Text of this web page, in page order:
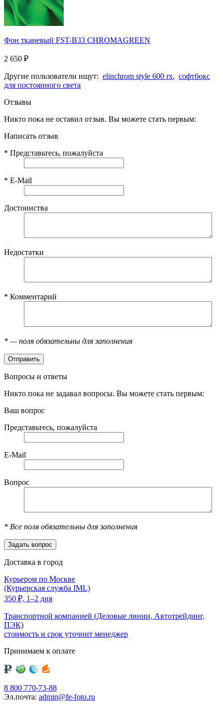
Фон тканевый FST-B33 CHROMAGREEN
2 650 ₽
Другие пользователи ищут: elinchrom style 600 rx, софтбокс
для постоянного света
Отзывы
Никто пока не оставил отзыв. Вы можете стать первым:
Написать отзыв
* Представьтесь, пожалуйста
* E-Mail
Достоинства
Недостатки
* Комментарий
* — поля обязательны для заполнения
Вопросы и ответы
Никто пока не задавал вопросы. Вы можете стать первым:
Ваш вопрос
Представьтесь, пожалуйста
E-Mail
Вопрос
* Все поля обязательны для заполнения
Доставка в город
Курьером по Москве
(Курьерская служба IML)
350 ₽, 1–2 дня
Транспортной компанией (Деловые линии, Автотрейдинг,
ПЭК)
стоимость и срок уточнит менеджер
Принимаем к оплате
8 800 770-73-88
Эл.почта: admin@fe-foto.ru